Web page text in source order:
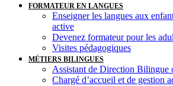
FORMATEUR EN LANGUES
Enseigner les langues aux
active
Devenez formateur pour les
Visites pédagogiques
MÉTIERS BILINGUES
Assistant de Direction
Chargé d’accueil et de gestion